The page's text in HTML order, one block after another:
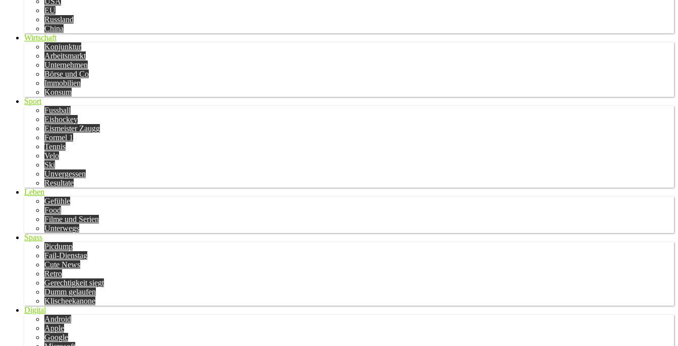
EU
Russland
China
Wirtschaft
Konjunktur
Arbeitsmarkt
Unternehmen
Börse und Co
Immobilien
Konsum
Sport
Fussball
Eishockey
Eismeister Zaugg
Formel 1
Tennis
Velo
Ski
Unvergessen
Resultate
Leben
Gefühle
Food
Filme und Serien
Unterwegs
Spass
Picdump
Fail-Dienstag
Cute News
Retro
Gerechtigkeit siegt
Dumm gelaufen
Klischeekanone
Digital
Android
Apple
Google